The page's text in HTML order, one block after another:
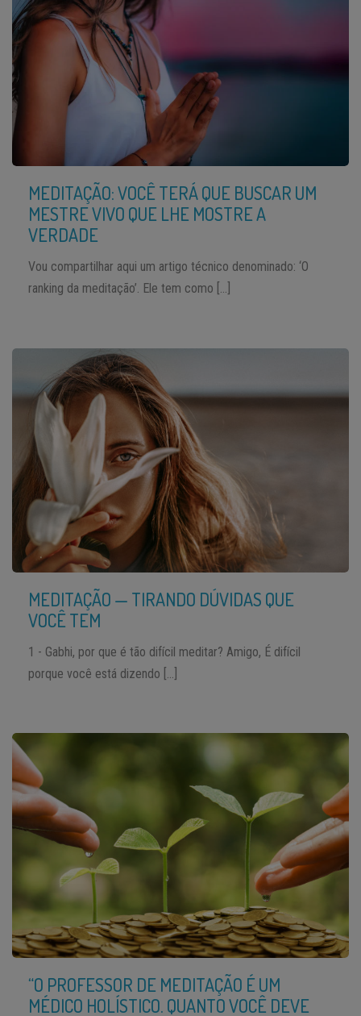
MEDITAÇÃO: VOCÊ TERÁ QUE BUSCAR UM
MESTRE VIVO QUE LHE MOSTRE A
VERDADE
Vou compartilhar aqui um artigo técnico denominado: ‘O
ranking da meditação’. Ele tem como […]
MEDITAÇÃO — TIRANDO DÚVIDAS QUE
VOCÊ TEM
1 - Gabhi, por que é tão difícil meditar? Amigo, É difícil
porque você está dizendo […]
“O PROFESSOR DE MEDITAÇÃO É UM
MÉDICO HOLÍSTICO. QUANTO VOCÊ DEVE